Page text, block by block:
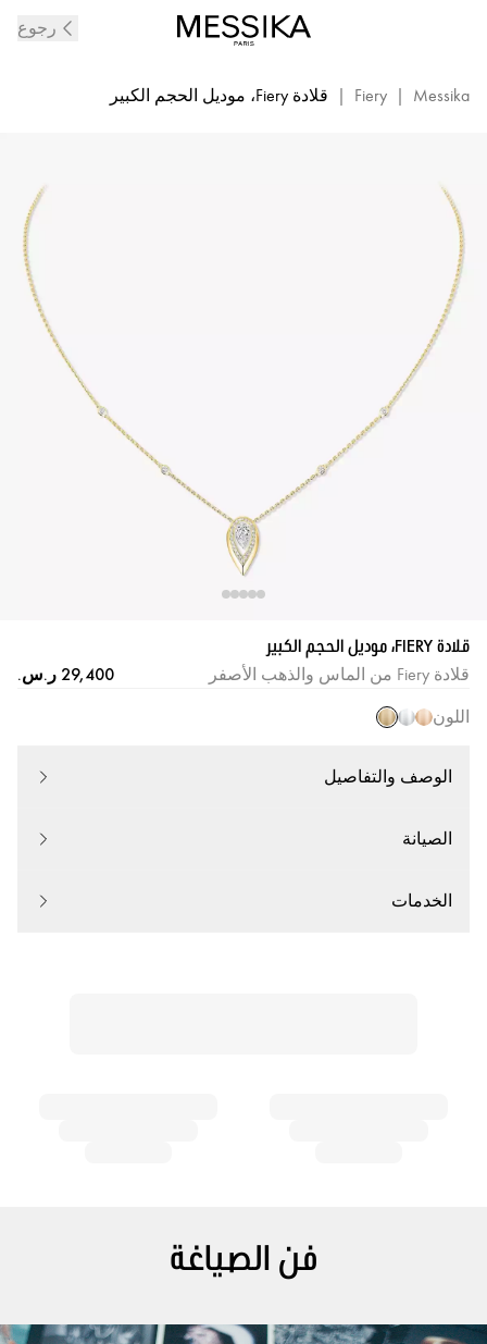
من
ميسيكا
ذهب
أصفر
رجوع
Messika
|
Fiery
| قلادة Fiery، موديل الحجم الكبير
قلادة FIERY، موديل الحجم الكبير
قلادة Fiery من الماس والذهب الأصفر
اللون
الوصف والتفاصيل
الصيانة
الخدمات
فن الصياغة